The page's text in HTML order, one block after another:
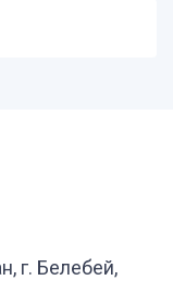
г. Белебей,